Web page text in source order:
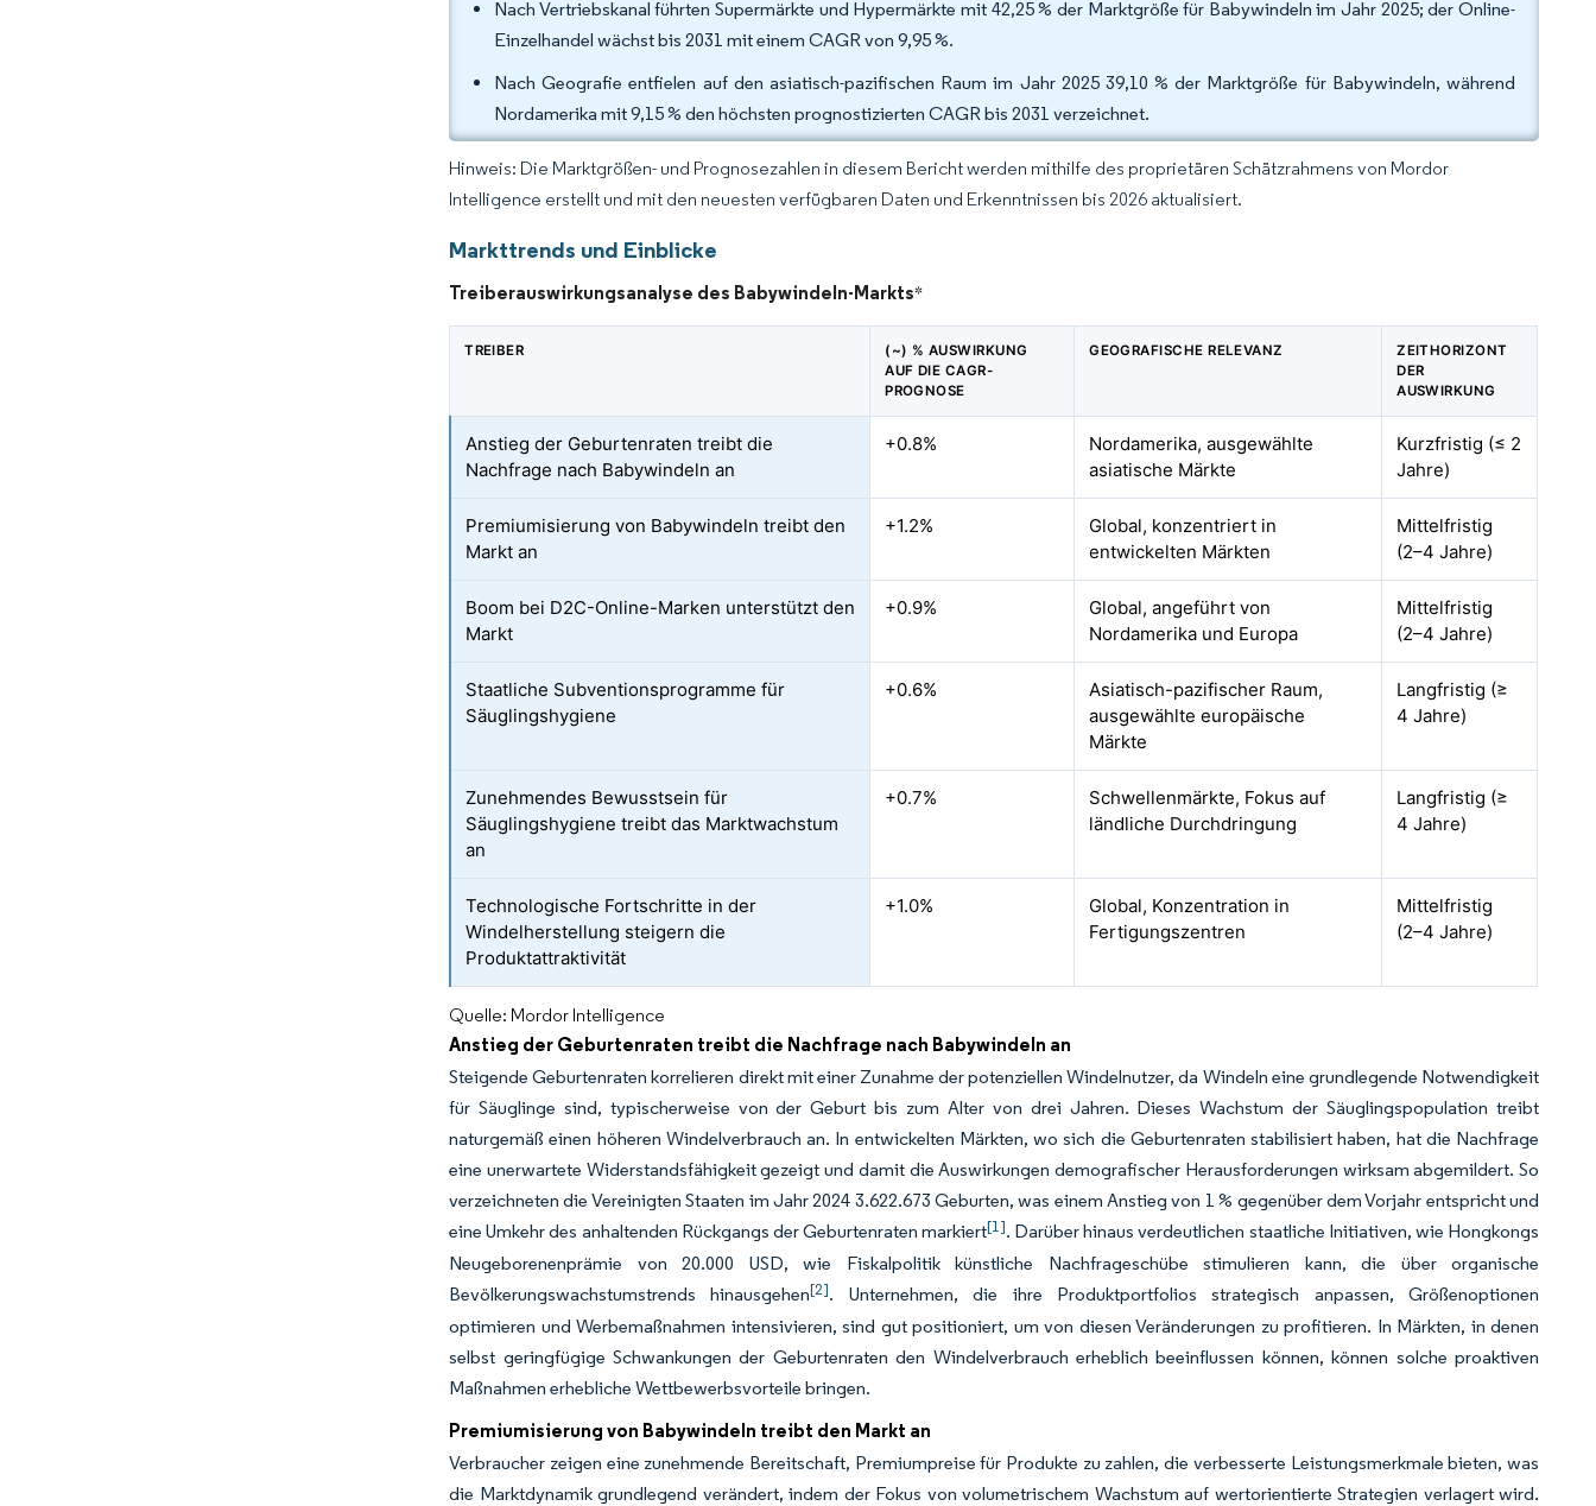
Nach Vertriebskanal führten Supermärkte und Hypermärkte mit 42,25 % der Marktgröße für Babywindeln im Jahr 2025; der Online-
Einzelhandel wächst bis 2031 mit einem CAGR von 9,95 %.
Nach Geografie entfielen auf den asiatisch-pazifischen Raum im Jahr 2025 39,10 % der Marktgröße für Babywindeln, während
Nordamerika mit 9,15 % den höchsten prognostizierten CAGR bis 2031 verzeichnet.
Hinweis: Die Marktgrößen- und Prognosezahlen in diesem Bericht werden mithilfe des proprietären Schätzrahmens von Mordor
Intelligence erstellt und mit den neuesten verfügbaren Daten und Erkenntnissen bis 2026 aktualisiert.
Markttrends und Einblicke
Treiberauswirkungsanalyse des Babywindeln-Markts*
TREIBER
(~) % AUSWIRKUNG
AUF DIE CAGR-
PROGNOSE
GEOGRAFISCHE RELEVANZ
ZEITHORIZONT
DER
AUSWIRKUNG
Anstieg der Geburtenraten treibt die
Nachfrage nach Babywindeln an
+0.8%
Nordamerika, ausgewählte
asiatische Märkte
Kurzfristig (≤ 2
Jahre)
Premiumisierung von Babywindeln treibt den
Markt an
+1.2%
Global, konzentriert in
entwickelten Märkten
Mittelfristig
(2–4 Jahre)
Boom bei D2C-Online-Marken unterstützt den
Markt
+0.9%
Global, angeführt von
Nordamerika und Europa
Mittelfristig
(2–4 Jahre)
Staatliche Subventionsprogramme für
Säuglingshygiene
+0.6%
Asiatisch-pazifischer Raum,
ausgewählte europäische
Märkte
Langfristig (≥
4 Jahre)
Zunehmendes Bewusstsein für
Säuglingshygiene treibt das Marktwachstum
an
+0.7%
Schwellenmärkte, Fokus auf
ländliche Durchdringung
Langfristig (≥
4 Jahre)
Technologische Fortschritte in der
Windelherstellung steigern die
Produktattraktivität
+1.0%
Global, Konzentration in
Fertigungszentren
Mittelfristig
(2–4 Jahre)
Quelle: Mordor Intelligence
Anstieg der Geburtenraten treibt die Nachfrage nach Babywindeln an
Steigende Geburtenraten korrelieren direkt mit einer Zunahme der potenziellen Windelnutzer, da Windeln eine grundlegende Notwendigkeit
für Säuglinge sind, typischerweise von der Geburt bis zum Alter von drei Jahren. Dieses Wachstum der Säuglingspopulation treibt
naturgemäß einen höheren Windelverbrauch an. In entwickelten Märkten, wo sich die Geburtenraten stabilisiert haben, hat die Nachfrage
eine unerwartete Widerstandsfähigkeit gezeigt und damit die Auswirkungen demografischer Herausforderungen wirksam abgemildert. So
verzeichneten die Vereinigten Staaten im Jahr 2024 3.622.673 Geburten, was einem Anstieg von 1 % gegenüber dem Vorjahr entspricht und
eine Umkehr des anhaltenden Rückgangs der Geburtenraten markiert[1]. Darüber hinaus verdeutlichen staatliche Initiativen, wie Hongkongs
Neugeborenenprämie von 20.000 USD, wie Fiskalpolitik künstliche Nachfrageschübe stimulieren kann, die über organische
Bevölkerungswachstumstrends hinausgehen[2]. Unternehmen, die ihre Produktportfolios strategisch anpassen, Größenoptionen
optimieren und Werbemaßnahmen intensivieren, sind gut positioniert, um von diesen Veränderungen zu profitieren. In Märkten, in denen
selbst geringfügige Schwankungen der Geburtenraten den Windelverbrauch erheblich beeinflussen können, können solche proaktiven
Maßnahmen erhebliche Wettbewerbsvorteile bringen.
Premiumisierung von Babywindeln treibt den Markt an
Verbraucher zeigen eine zunehmende Bereitschaft, Premiumpreise für Produkte zu zahlen, die verbesserte Leistungsmerkmale bieten, was
die Marktdynamik grundlegend verändert, indem der Fokus von volumetrischem Wachstum auf wertorientierte Strategien verlagert wird.